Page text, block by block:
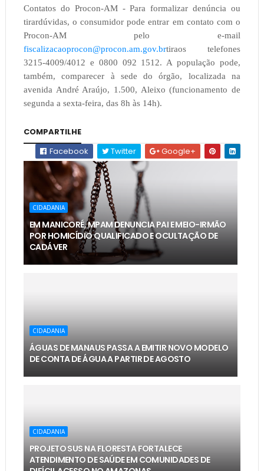
Contatos do Procon-AM - Para formalizar denúncia ou
tirardúvidas, o consumidor pode entrar em contato com o
Procon-AM pelo e-mail
fiscalizacaoprocon@procon.am.gov.brtiraos telefones
3215-4009/4012 e 0800 092 1512. A população pode,
também, comparecer à sede do órgão, localizada na
avenida André Araújo, 1.500, Aleixo (funcionamento de
segunda a sexta-feira, das 8h às 14h).
COMPARTILHE
Facebook
Twitter Google+
CIDADANIA
EM MANICORÉ, MPAM DENUNCIA PAI E MEIO-IRMÃO
POR HOMICÍDIO QUALIFICADO E OCULTAÇÃO DE
CADÁVER
CIDADANIA
ÁGUAS DE MANAUS PASSA A EMITIR NOVO MODELO
DE CONTA DE ÁGUA A PARTIR DE AGOSTO
CIDADANIA
PROJETO SUS NA FLORESTA FORTALECE
ATENDIMENTO DE SAÚDE EM COMUNIDADES DE